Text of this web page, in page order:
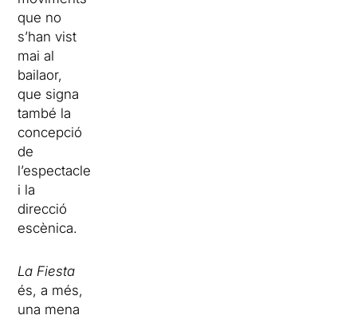
que no
s’han vist
mai al
bailaor,
que signa
també la
concepció
de
l’espectacle
i la
direcció
escènica.
La Fiesta
és, a més,
una mena